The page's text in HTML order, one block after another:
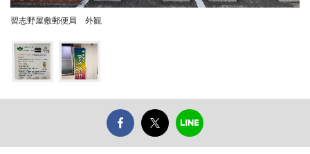
習志野屋敷郵便局 外観